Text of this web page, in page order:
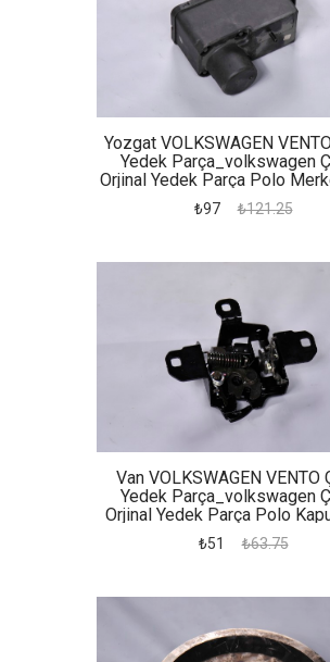
Yozgat VOLKSWAGEN
Yedek Parça_volkswagen
Orjinal Yedek Parça Polo
Motoru
₺97 ₺121.25
Van VOLKSWAGEN VENTO
Yedek Parça_volkswagen
Orjinal Yedek Parça Polo
₺51 ₺63.75